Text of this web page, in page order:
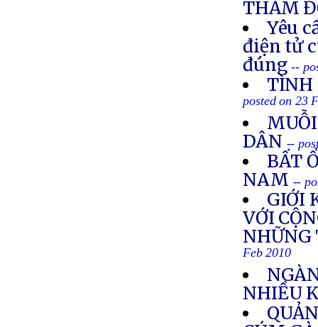
THĂM
Yêu
điện tử
đúng --
TÌNH
posted on 23
DÂN --
BẤT
NAM --
GIỚI
VỚI
NHỮNG
Feb 2010
NHIỀU